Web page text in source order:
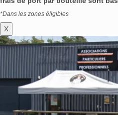
*Dans les zones éligibles
X